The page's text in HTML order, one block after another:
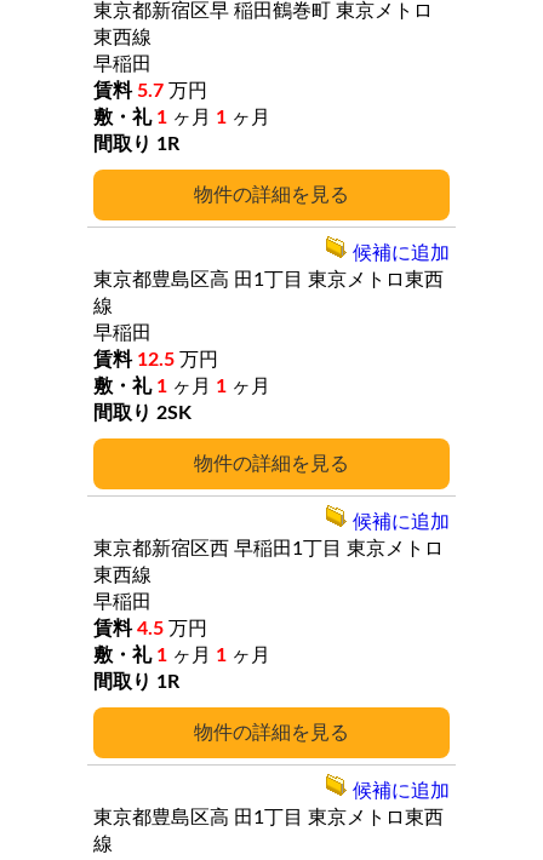
詳細
東京都新宿区早 稲田鶴巻町 東京メトロ
東西線
早稲田
5.7 万円
1 ヶ月 1 ヶ月
1R
詳細
東京都豊島区高 田1丁目 東京メトロ東西
線
早稲田
12.5 万円
1 ヶ月 1 ヶ月
2SK
候補に追加
詳細
東京都新宿区西 早稲田1丁目 東京メトロ
東西線
早稲田
4.5 万円
1 ヶ月 1 ヶ月
1R
候補に追加
東京都豊島区高 田1丁目 東京メトロ東西
線
候補に追加